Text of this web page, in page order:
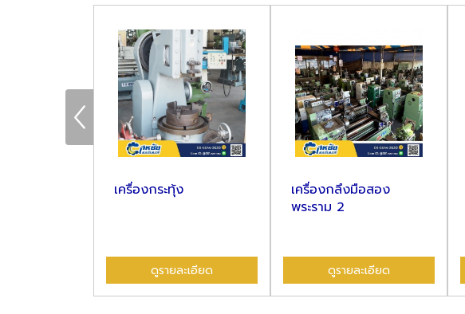
เครื่องกระทุ้ง
ดูรายละเอียด
เครื่องกลึงมือสอง
พระราม 2
ดูรายละเอียด